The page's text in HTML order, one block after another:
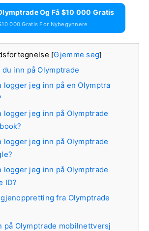
Og Få $10 000 Gratis
000 Gratis For Nybegynnere
[Gjemme seg]
inn på Olymptrade
logger jeg inn på en Olymptra
logger jeg inn på Olymptrade
logger jeg inn på Olymptrade
logger jeg inn på Olymptrade
ID?
fra Olymptrade
på Olymptrade mobilnettversj